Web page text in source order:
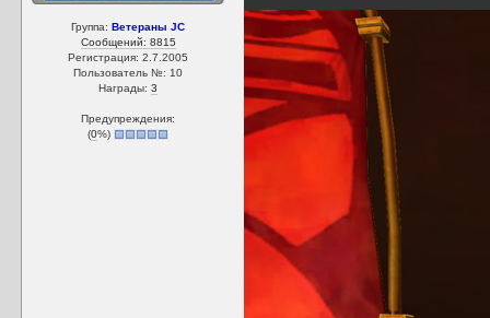
Группа:Ветераны JC
Сообщений: 8815
Регистрация: 2.7.2005
Пользователь №: 10
Награды:3
Предупреждения:
(0%)